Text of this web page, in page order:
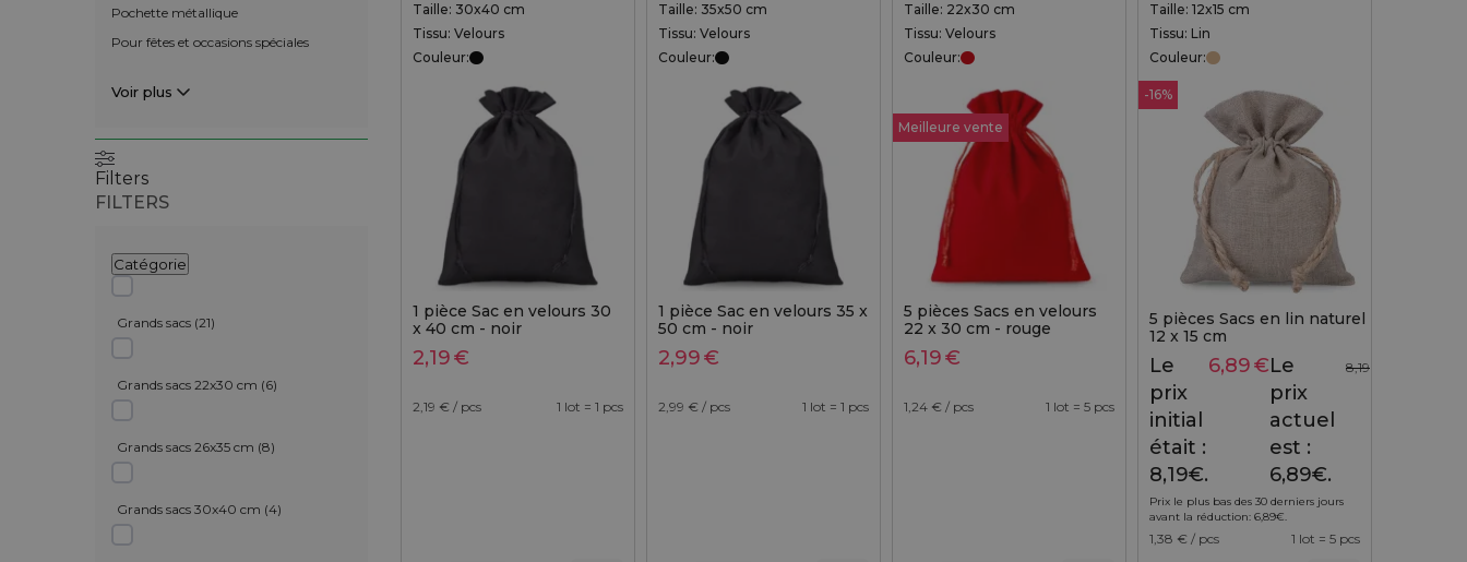
Pochette métallique
Pour fêtes et occasions spéciales
Voir plus
Filters
FILTERS
Catégorie
Grands sacs (21)
Grands sacs 22x30 cm (6)
Grands sacs 26x35 cm (8)
Grands sacs 30x40 cm (4)
Taille: 30x40 cm
Tissu: Velours
Couleur:
1 pièce Sac en velours 30
x 40 cm - noir
2,19€
2,19 € / pcs 1 lot = 1 pcs
Taille: 35x50 cm
Tissu: Velours
Couleur:
1 pièce Sac en velours 35 x
50 cm - noir
2,99€
2,99 € / pcs 1 lot = 1 pcs
Taille: 22x30 cm
Tissu: Velours
Couleur:
Meilleure vente
5 pièces Sacs en velours
22 x 30 cm - rouge
6,19€
1,24 € / pcs 1 lot = 5 pcs
Taille: 12x15 cm
Tissu: Lin
Couleur:
-16%
5 pièces Sacs en lin naturel
12 x 15 cm
8,19
Le
prix
initial
était :
8,19€.
6,89€Le
prix
actuel
est :
6,89€.
Prix le plus bas des 30 derniers jours
avant la réduction: 6,89€
1,38 € / pcs 1 lot = 5 pcs